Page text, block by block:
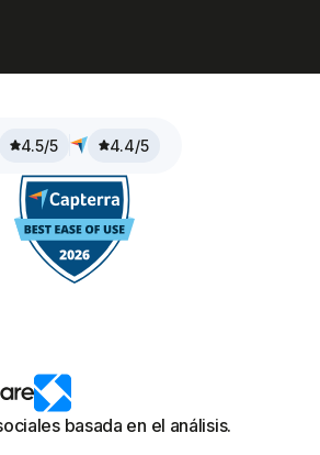
4.5/5 4.4/5
basada en el análisis.